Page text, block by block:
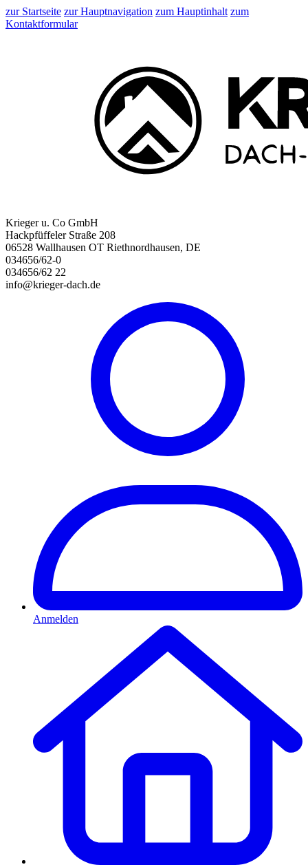
zur Startseite zur Hauptnavigation zum Hauptinhalt zum
Kontaktformular
Krieger u. Co GmbH
Hackpfüffeler Straße 208
06528 Wallhausen OT Riethnordhausen, DE
034656/62-0
034656/62 22
info@krieger-dach.de
Anmelden